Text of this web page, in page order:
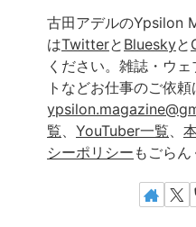
古田アデルのYpsilon
はTwitterと Blueskyと
ください。雑誌・ウ
トなどお仕事のご依頼
覧、 YouTuber一覧、
シーポリシー もごらん